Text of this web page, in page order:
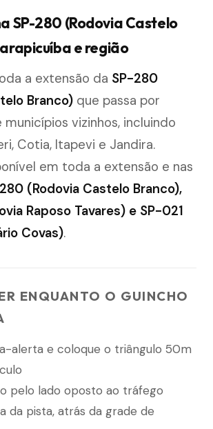
SP-280 (Rodovia Castelo
e região
a extensão da SP-280
Branco) que passa por
municípios vizinhos, incluindo
Cotia, Itapevi e Jandira.
em toda a extensão e nas
(Rodovia Castelo Branco),
Raposo Tavares) e SP-021
Covas).
ENQUANTO O GUINCHO
alerta e coloque o triângulo 50m
pelo lado oposto ao tráfego
da pista, atrás da grade de